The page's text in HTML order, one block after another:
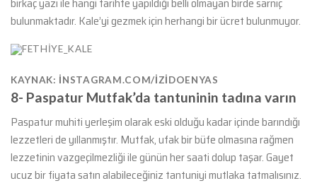
bulunmaktadır. Kale’yi gezmek için herhangi bir ücret bulunmuyor.
KAYNAK: INSTAGRAM.COM/IZIDOENYAS
8- Paspatur Mutfak’da tantuninin tadına varın
Paspatur muhiti yerleşim olarak eski olduğu kadar içinde barındığı
lezzetleri de yıllanmıştır. Mutfak, ufak bir büfe olmasına rağmen
lezzetinin vazgeçilmezliği ile günün her saati dolup taşar. Gayet
ucuz bir fiyata satın alabileceğiniz tantuniyi mutlaka tatmalısınız.